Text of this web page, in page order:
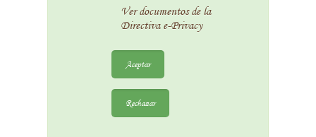
Ver documentos de la
Directiva e-Privacy
Aceptar
Rechazar